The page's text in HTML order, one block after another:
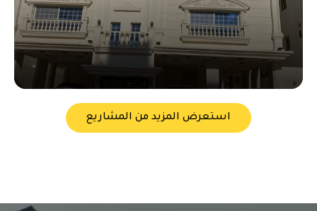
استعرض المزيد من المشاريع